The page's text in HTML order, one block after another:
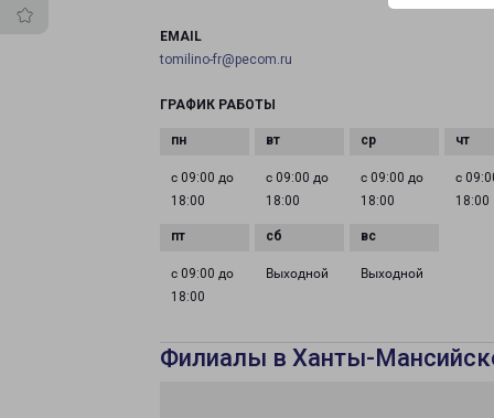
EMAIL
tomilino-fr@pecom.ru
ГРАФИК РАБОТЫ
с 09:00 до
18:00
с 09:00 до
18:00
с 09:00 до
18:00
с
18:00
с 09:00 до
18:00
Выходной Выходной
Филиалы в Ханты-